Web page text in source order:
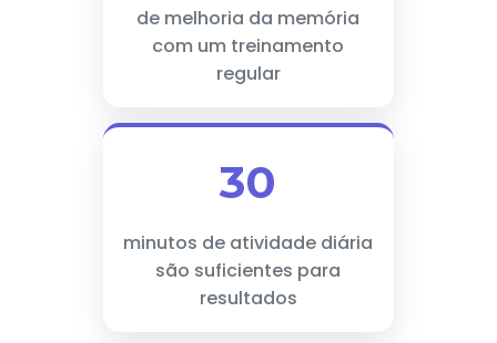
de melhoria da memória
com um treinamento
regular
30
minutos de atividade diária
são suficientes para
resultados